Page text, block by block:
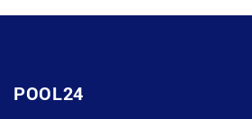
POOL24